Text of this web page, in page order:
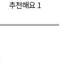
추천해요 1